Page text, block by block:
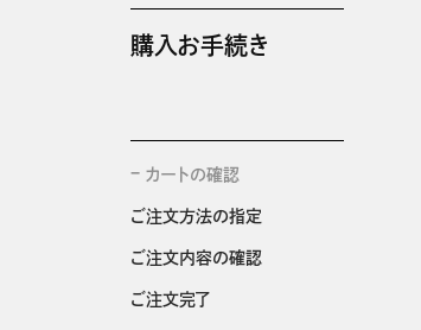
購入お手続き
カートの確認
ご注文方法の指定
ご注文内容の確認
ご注文完了